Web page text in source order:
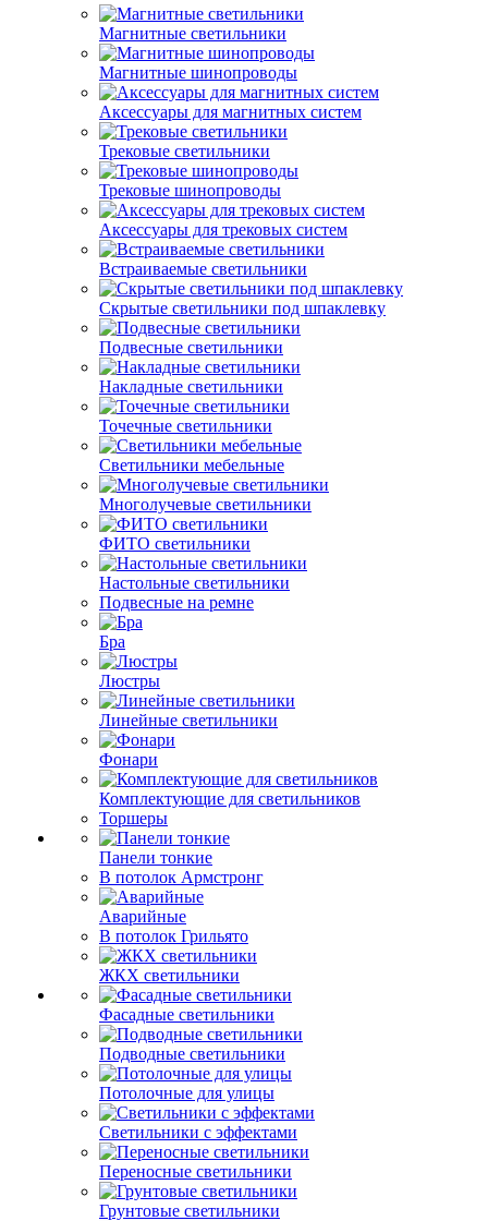
Магнитные светильники
Магнитные шинопроводы
Аксессуары для магнитных систем
Трековые светильники
Трековые шинопроводы
Аксессуары для трековых систем
Встраиваемые светильники
Скрытые светильники под шпаклевку
Подвесные светильники
Накладные светильники
Точечные светильники
Светильники мебельные
Многолучевые светильники
ФИТО светильники
Настольные светильники
Подвесные на ремне
Бра
Люстры
Линейные светильники
Фонари
Комплектующие для светильников
Торшеры
Панели тонкие
В потолок Армстронг
Аварийные
В потолок Грильято
ЖКХ светильники
Фасадные светильники
Подводные светильники
Потолочные для улицы
Светильники с эффектами
Переносные светильники
Грунтовые светильники